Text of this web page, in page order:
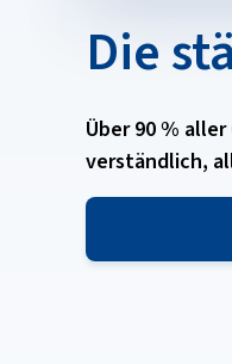
Die
Über 90 %
verständlich,